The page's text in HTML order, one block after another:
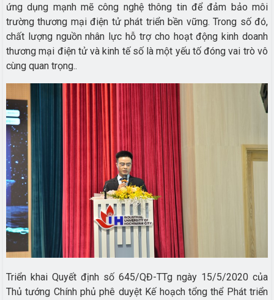
ứng dụng mạnh mẽ công nghệ thông tin để đảm bảo môi
trường thương mại điện tử phát triển bền vững. Trong số đó,
chất lượng nguồn nhân lực hỗ trợ cho hoạt động kinh doanh
thương mại điện tử và kinh tế số là một yếu tố đóng vai trò vô
cùng quan trọng..
Triển khai Quyết định số 645/QĐ-TTg ngày 15/5/2020 của
Thủ tướng Chính phủ phê duyệt Kế hoạch tổng thể Phát triển